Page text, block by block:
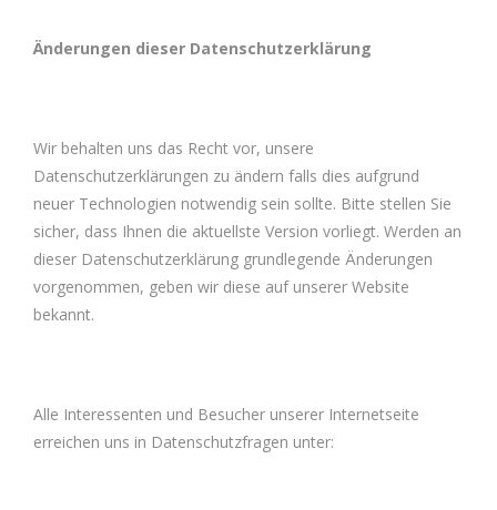
Änderungen dieser Datenschutzerklärung
Wir behalten uns das Recht vor, unsere
Datenschutzerklärungen zu ändern falls dies aufgrund
neuer Technologien notwendig sein sollte. Bitte stellen Sie
sicher, dass Ihnen die aktuellste Version vorliegt. Werden an
dieser Datenschutzerklärung grundlegende Änderungen
vorgenommen, geben wir diese auf unserer Website
bekannt.
Alle Interessenten und Besucher unserer Internetseite
erreichen uns in Datenschutzfragen unter: